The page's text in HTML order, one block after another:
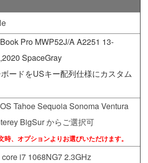
Pro MWP52J/A A2251 13-
SpaceGray
ードをUSキー配列仕様にカスタム
Tahoe Sequoia Sonoma Ventura
BigSur からご選択可
時、オプションよりお選びいただけます。
core i7 1068NG7 2.3GHz